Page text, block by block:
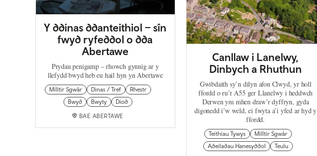
Y ddinas ddanteithiol – sîn
fwyd ryfeddol o dda
Abertawe
Prydau penigamp – rhowch gynnig ar y
llefydd bwyd heb eu hail hyn yn Abertawe
Milltir Sgwâr Dinas / Tref
Rhestr
Bwyd
Bwyty Diod
BAE ABERTAWE
Canllaw i Lanelwy,
Dinbych a Rhuthun
Gwibdaith sy’n dilyn afon Clwyd, yr holl
ffordd o ru’r A55 ger Llanelwy i heddwch
Derwen ym mhen draw’r dyffryn, gyda
digonedd i’w weld, ei fwyta a’i yfed ar hyd y
ffordd.
Teithiau Tywys
Milltir Sgwâr
Adeiladau Hanesyddol
Teulu